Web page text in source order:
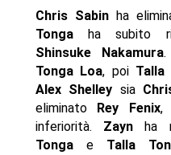
Chris Sabinha
Tongaha subito
Shinsuke Nakamura.
Tonga Loa, poi Talla
Alex Shelley sia
eliminato
Rey Fenix,
inferiorità. Zayn ha
Tongae Talla